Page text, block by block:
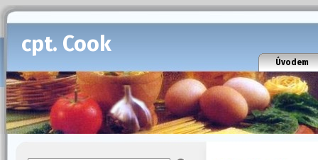
cpt. Cook
Úvodem